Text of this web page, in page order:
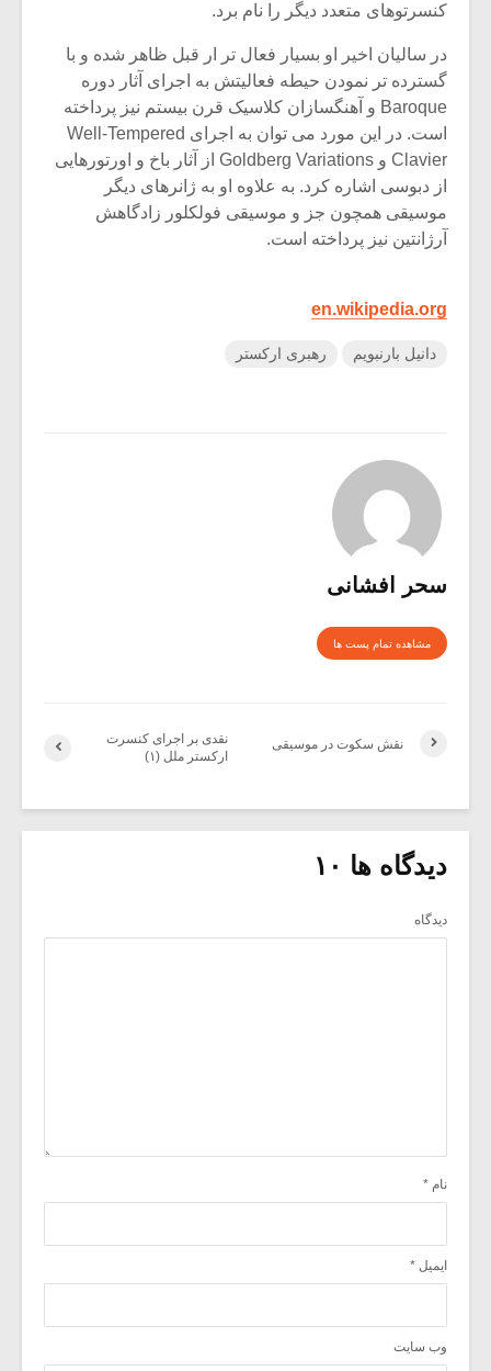
کنسرتوهای متعدد دیگر را نام برد.
در سالیان اخیر او بسیار فعال تر ار قبل ظاهر شده و با
گسترده تر نمودن حیطه فعالیتش به اجرای آثار دوره
Baroque و آهنگسازان کلاسیک قرن بیستم نیز پرداخته
است. در این مورد می توان به اجرای Well-Tempered
Clavier و Goldberg Variations از آثار باخ و اورتورهایی
از دبوسی اشاره کرد. به علاوه او به ژانرهای دیگر
موسیقی همچون جز و موسیقی فولکلور زادگاهش
آرژانتین نیز پرداخته است.
en.wikipedia.org
دانیل بارنبویم رهبری ارکستر
سحر افشانی
مشاهده تمام پست ها
نقدی بر اجرای کنسرت
ارکستر ملل (۱)
نقش سکوت در موسیقی
دیدگاه ها ۱۰
دیدگاه
نام *
ایمیل *
وب‌ سایت